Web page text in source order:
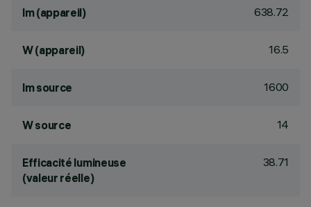
lm (appareil) 638.72
W (appareil) 16.5
lm source 1600
W source 14
Efficacité lumineuse
(valeur réelle)
38.71